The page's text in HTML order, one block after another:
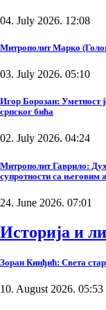
04. July 2026. 12:08
Митрополит Марко
03. July 2026. 05:10
Игор Борозан: Уметност
српског бића
02. July 2026. 04:24
Митрополит Гаврило:
супротности са његовим
24. June 2026. 07:01
Историја и
Зоран Кинђић: Света
10. August 2026. 05:53